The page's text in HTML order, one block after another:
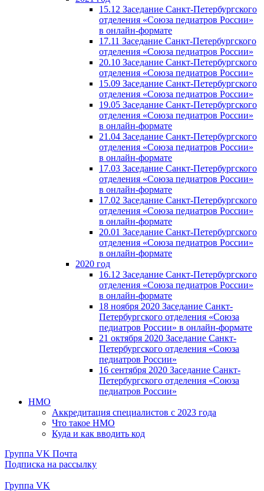
15.12 Заседание Санкт-Петербургского
отделения «Союза педиатров России»
в онлайн-формате
17.11 Заседание Санкт-Петербургского
отделения «Союза педиатров России»
20.10 Заседание Санкт-Петербургского
отделения «Союза педиатров России»
15.09 Заседание Санкт-Петербургского
отделения «Союза педиатров России»
19.05 Заседание Санкт-Петербургского
отделения «Союза педиатров России»
в онлайн-формате
21.04 Заседание Санкт-Петербургского
отделения «Союза педиатров России»
в онлайн-формате
17.03 Заседание Санкт-Петербургского
отделения «Союза педиатров России»
в онлайн-формате
17.02 Заседание Санкт-Петербургского
отделения «Союза педиатров России»
в онлайн-формате
20.01 Заседание Санкт-Петербургского
отделения «Союза педиатров России»
в онлайн-формате
2020 год
16.12 Заседание Санкт-Петербургского
отделения «Союза педиатров России»
в онлайн-формате
18 ноября 2020 Заседание Санкт-
Петербургского отделения «Союза
педиатров России» в онлайн-формате
21 октября 2020 Заседание Санкт-
Петербургского отделения «Союза
педиатров России»
16 сентября 2020 Заседание Санкт-
Петербургского отделения «Союза
педиатров России»
НМО
Аккредитация специалистов с 2023 года
Что такое НМО
Куда и как вводить код
Группа VK Почта
Подписка на рассылку
Группа VK